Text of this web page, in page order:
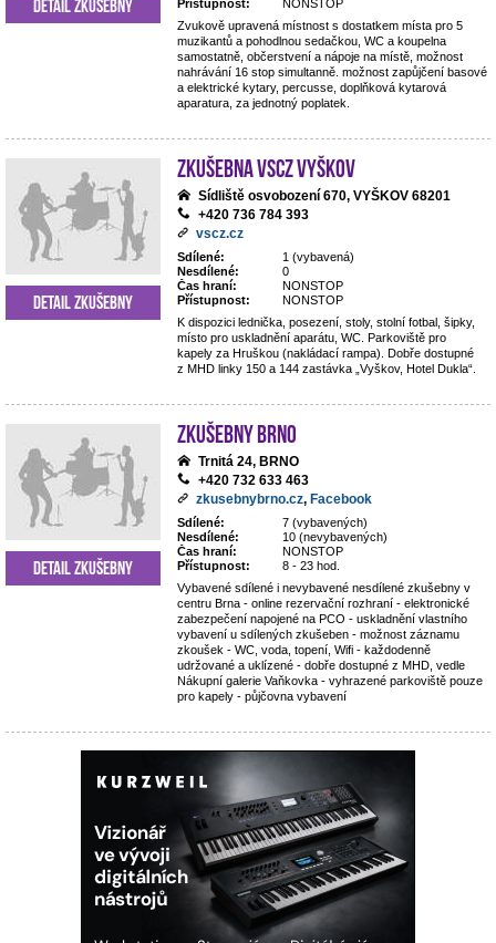
Přístupnost:
NONSTOP
Zvukově upravená místnost s dostatkem místa pro 5
muzikantů a pohodlnou sedačkou, WC a koupelna
samostatně, občerstvení a nápoje na místě, možnost
nahrávání 16 stop simultanně. možnost zapůjčení basové
a elektrické kytary, percusse, doplňková kytarová
aparatura, za jednotný poplatek.
Detail zkušebny
Zkušebna VSCZ Vyškov
Sídliště osvobození 670, VYŠKOV 68201
+420 736 784 393
vscz.cz
Sdílené:
1 (vybavená)
Nesdílené:
0
Čas hraní:
NONSTOP
Přístupnost:
NONSTOP
K dispozici lednička, posezení, stoly, stolní fotbal, šipky,
místo pro uskladnění aparátu, WC. Parkoviště pro
kapely za Hruškou (nakládací rampa). Dobře dostupné
z MHD linky 150 a 144 zastávka „Vyškov, Hotel Dukla“.
Detail zkušebny
Zkušebny Brno
Trnitá 24, BRNO
+420 732 633 463
zkusebnybrno.cz, Facebook
Sdílené:
7 (vybavených)
Nesdílené:
10 (nevybavených)
Čas hraní:
NONSTOP
Přístupnost:
8 - 23 hod.
Vybavené sdílené i nevybavené nesdílené zkušebny v
centru Brna - online rezervační rozhraní - elektronické
zabezpečení napojené na PCO - uskladnění vlastního
vybavení u sdílených zkušeben - možnost záznamu
zkoušek - WC, voda, topení, Wifi - každodenně
udržované a uklízené - dobře dostupné z MHD, vedle
Nákupní galerie Vaňkovka - vyhrazené parkoviště pouze
pro kapely - půjčovna vybavení
Detail zkušebny